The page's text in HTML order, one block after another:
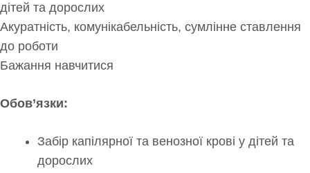
дітей та дорослих
Акуратність, комунікабельність, сумлінне ставлення
до роботи
Бажання навчитися
Обов’язки:
Забір капілярної та венозної крові у дітей та
дорослих